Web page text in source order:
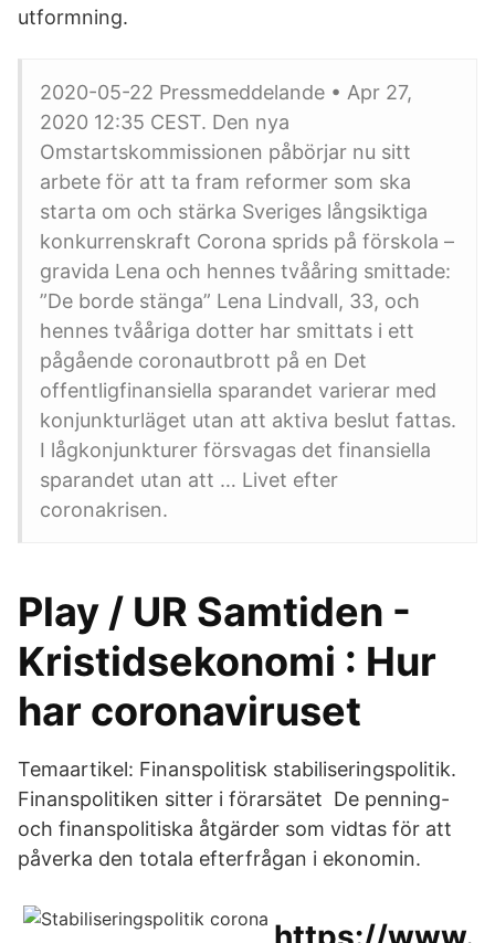
utformning.
2020-05-22 Pressmeddelande • Apr 27,
2020 12:35 CEST. Den nya
Omstartskommissionen påbörjar nu sitt
arbete för att ta fram reformer som ska
starta om och stärka Sveriges långsiktiga
konkurrenskraft Corona sprids på förskola –
gravida Lena och hennes tvååring smittade:
”De borde stänga” Lena Lindvall, 33, och
hennes tvååriga dotter har smittats i ett
pågående coronautbrott på en Det
offentligfinansiella sparandet varierar med
konjunkturläget utan att aktiva beslut fattas.
I lågkonjunkturer försvagas det finansiella
sparandet utan att … Livet efter
coronakrisen.
Play / UR Samtiden -
Kristidsekonomi : Hur
har coronaviruset
Temaartikel: Finanspolitisk stabiliseringspolitik.
Finanspolitiken sitter i förarsätet De penning-
och finanspolitiska åtgärder som vidtas för att
påverka den totala efterfrågan i ekonomin.